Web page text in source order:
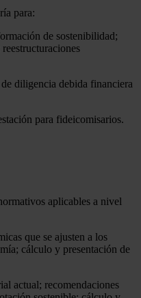
para:
de sostenibilidad;
diligencia debida financiera
para fideicomisarios.
aplicables a nivel
que se ajusten a los
cálculo y presentación de
actual; recomendaciones